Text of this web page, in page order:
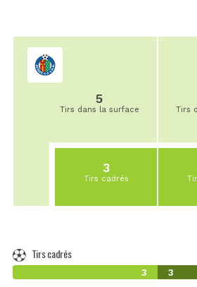
5
Tirs dans la surface
3
Tirs cadrés
Tirs
Tirs cadrés
3 3